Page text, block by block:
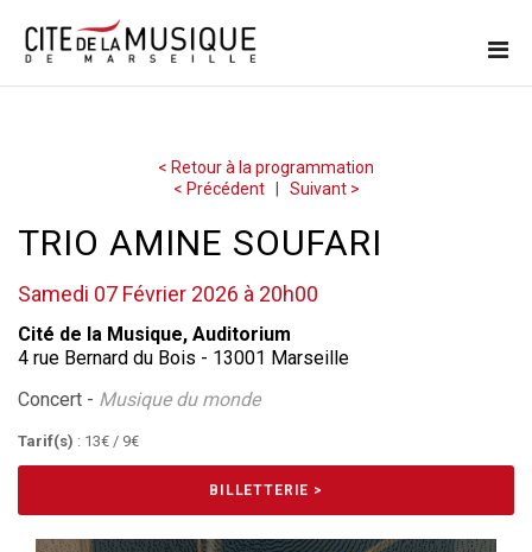
< Retour à la programmation
< Précédent| Suivant >
TRIO AMINE SOUFARI
Samedi 07 Février 2026 à 20h00
Cité de la Musique, Auditorium
4 rue Bernard du Bois - 13001 Marseille
Concert - Musique du monde
Tarif(s) : 13€ / 9€
BILLETTERIE >